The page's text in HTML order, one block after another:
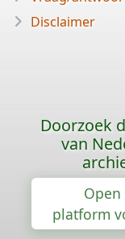
Disclaimer
Doorzoek
van
platform